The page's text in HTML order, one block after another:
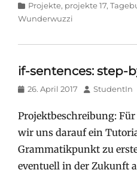
Categories
Projekte, projekte 17,
Wunderwuzzi
if-sentences: step-
Posted
26. April 2017 Author
StudentIn
Projektbeschreibung:
wir uns darauf ein
Grammatikpunkt zu
eventuell in der Zukunft